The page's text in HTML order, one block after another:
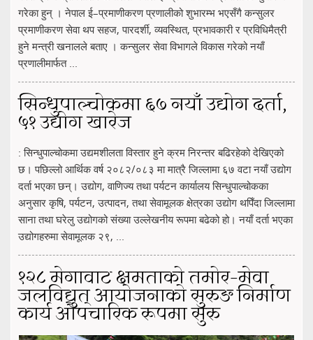
गरेका हुन् । नेपाल ई–प्रमाणीकरण प्रणालीको शुभारम्भ भएसँगै कन्सुलर
प्रमाणीकरण सेवा थप सहज, पारदर्शी, व्यवस्थित, प्रभावकारी र प्रविधिमैत्री
हुने मन्त्री खनालले बताए । कन्सुलर सेवा विभागले विकास गरेको नयाँ
प्रणालीमार्फत ...
सिन्धुपाल्चोकमा ६७ नयाँ उद्योग दर्ता,
५१ उद्योग खारेज
: सिन्धुपाल्चोकमा उद्यमशीलता विस्तार हुने क्रम निरन्तर बढिरहेको देखिएको
छ। पछिल्लो आर्थिक वर्ष २०८२/०८३ मा मात्रै जिल्लामा ६७ वटा नयाँ उद्योग
दर्ता भएका छन्। उद्योग, वाणिज्य तथा पर्यटन कार्यालय सिन्धुपाल्चोकका
अनुसार कृषि, पर्यटन, उत्पादन, तथा सेवामूलक क्षेत्रका उद्योग थपिँदा जिल्लामा
साना तथा घरेलु उद्योगको संख्या उल्लेखनीय रूपमा बढेको हो। नयाँ दर्ता भएका
उद्योगहरुमा सेवामूलक २९, ...
१२८ मेगावाट क्षमताको तमोर–मेवा
जलविद्युत् आयोजनाको सुरुङ निर्माण
कार्य औपचारिक रूपमा सुरु